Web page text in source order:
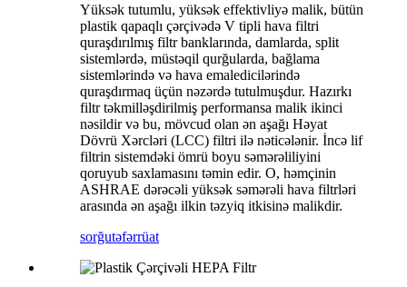
Yüksək tutumlu, yüksək effektivliyə malik, bütün
plastik qapaqlı çərçivədə V tipli hava filtri
quraşdırılmış filtr banklarında, damlarda, split
sistemlərdə, müstəqil qurğularda, bağlama
sistemlərində və hava emaledicilərində
quraşdırmaq üçün nəzərdə tutulmuşdur. Hazırkı
filtr təkmilləşdirilmiş performansa malik ikinci
nəsildir və bu, mövcud olan ən aşağı Həyat
Dövrü Xərcləri (LCC) filtri ilə nəticələnir. İncə lif
filtrin sistemdəki ömrü boyu səmərəliliyini
qoruyub saxlamasını təmin edir. O, həmçinin
ASHRAE dərəcəli yüksək səmərəli hava filtrləri
arasında ən aşağı ilkin təzyiq itkisinə malikdir.
sorğutəfərrüat